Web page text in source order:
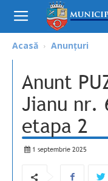
Acasă Anunțuri
Anunt
Jianu nr.
etapa 2
1 septembrie 2025